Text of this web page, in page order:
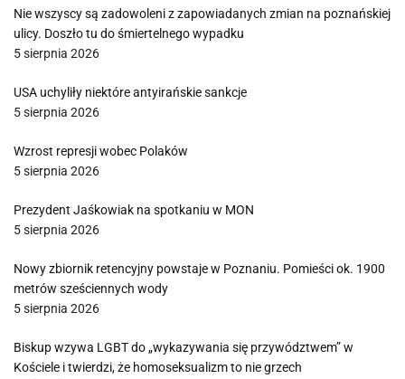
Nie wszyscy są zadowoleni z zapowiadanych zmian na poznańskiej
ulicy. Doszło tu do śmiertelnego wypadku
5 sierpnia 2026
USA uchyliły niektóre antyirańskie sankcje
5 sierpnia 2026
Wzrost represji wobec Polaków
5 sierpnia 2026
Prezydent Jaśkowiak na spotkaniu w MON
5 sierpnia 2026
Nowy zbiornik retencyjny powstaje w Poznaniu. Pomieści ok. 1900
metrów sześciennych wody
5 sierpnia 2026
Biskup wzywa LGBT do „wykazywania się przywództwem” w
Kościele i twierdzi, że homoseksualizm to nie grzech